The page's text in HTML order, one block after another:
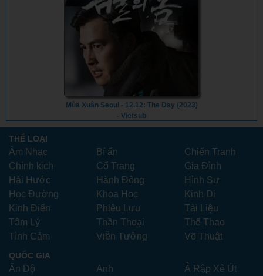
Mùa Xuân Seoul - 12.12: The Day (2023)
- Vietsub
THỂ LOẠI
Âm Nhạc Bí ẩn
Chiến Tranh
Chính kịch
Cổ Trang
Gia Đình
Hài Hước
Hành Động
Hình Sự
Học Đường
Khoa Học
Kinh Dị
Kinh Điển
Phiêu Lưu
Tài Liệu
Tâm Lý
Thần Thoại
Thể Thao
Tình Cảm
Viễn Tưởng Võ Thuật
QUỐC GIA
Ấn Độ Anh
Ả Rập Xê Út